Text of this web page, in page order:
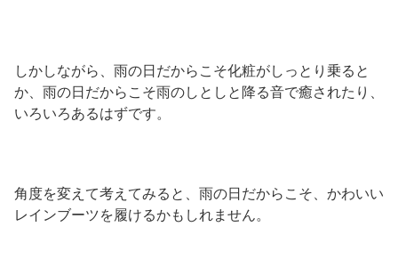
しかしながら、雨の日だからこそ化粧がしっとり乗ると
か、雨の日だからこそ雨のしとしと降る音で癒されたり、
いろいろあるはずです。
角度を変えて考えてみると、雨の日だからこそ、かわいい
レインブーツを履けるかもしれません。